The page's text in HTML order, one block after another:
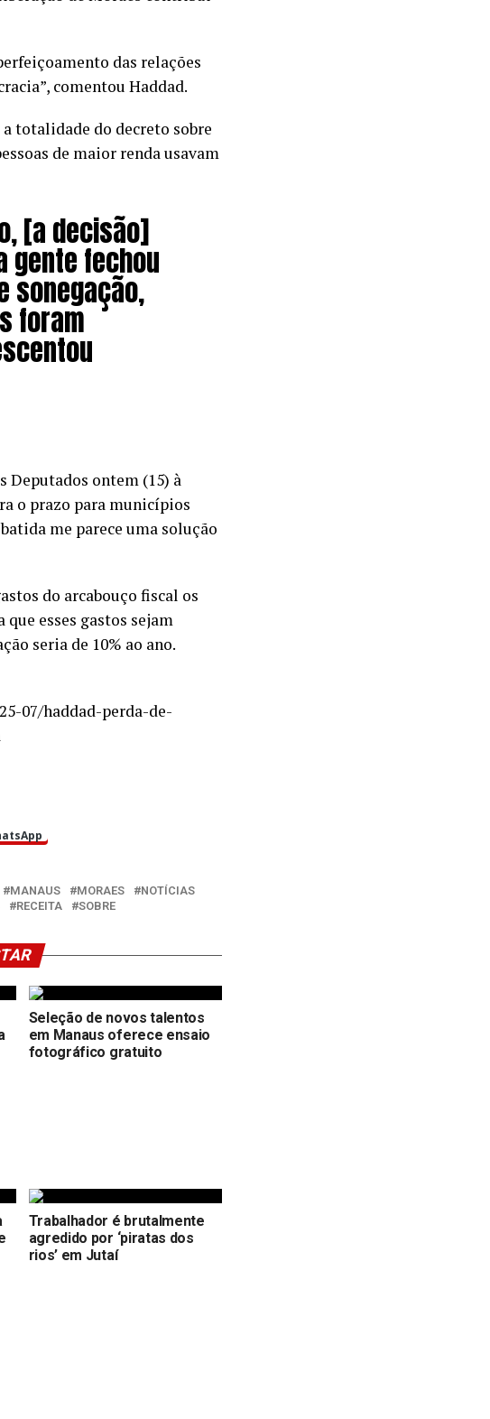
das relações
comentou Haddad.
totalidade do decreto sobre
de maior renda usavam
[a decisão]
gente fechou
sonegação,
foram
Deputados ontem (15) à
o prazo para municípios
me parece uma solução
do arcabouço fiscal os
esses gastos sejam
seria de 10% ao ano.
07/haddad-perda-de-
MANAUS MORAES
NOTÍCIAS
RECEITA SOBRE
Seleção de novos talentos
em Manaus oferece ensaio
fotográfico gratuito
Trabalhador é brutalmente
agredido por ‘piratas dos
rios’ em Jutaí